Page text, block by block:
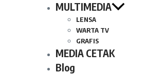
MULTIMEDIA
LENSA
WARTA TV
GRAFIS
MEDIA CETAK
Blog